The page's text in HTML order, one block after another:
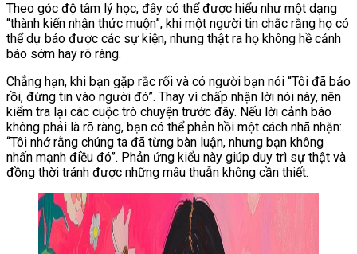
Theo góc độ tâm lý học, đây có thể được hiểu như một dạng
“thành kiến nhận thức muộn”, khi một người tin chắc rằng họ có
thể dự báo được các sự kiện, nhưng thật ra họ không hề cảnh
báo sớm hay rõ ràng.
Chẳng hạn, khi bạn gặp rắc rối và có người bạn nói “Tôi đã bảo
rồi, đừng tin vào người đó”. Thay vì chấp nhận lời nói này, nên
kiểm tra lại các cuộc trò chuyện trước đây. Nếu lời cảnh báo
không phải là rõ ràng, bạn có thể phản hồi một cách nhã nhặn:
“Tôi nhớ rằng chúng ta đã từng bàn luận, nhưng bạn không
nhấn mạnh điều đó”. Phản ứng kiểu này giúp duy trì sự thật và
đồng thời tránh được những mâu thuẫn không cần thiết.